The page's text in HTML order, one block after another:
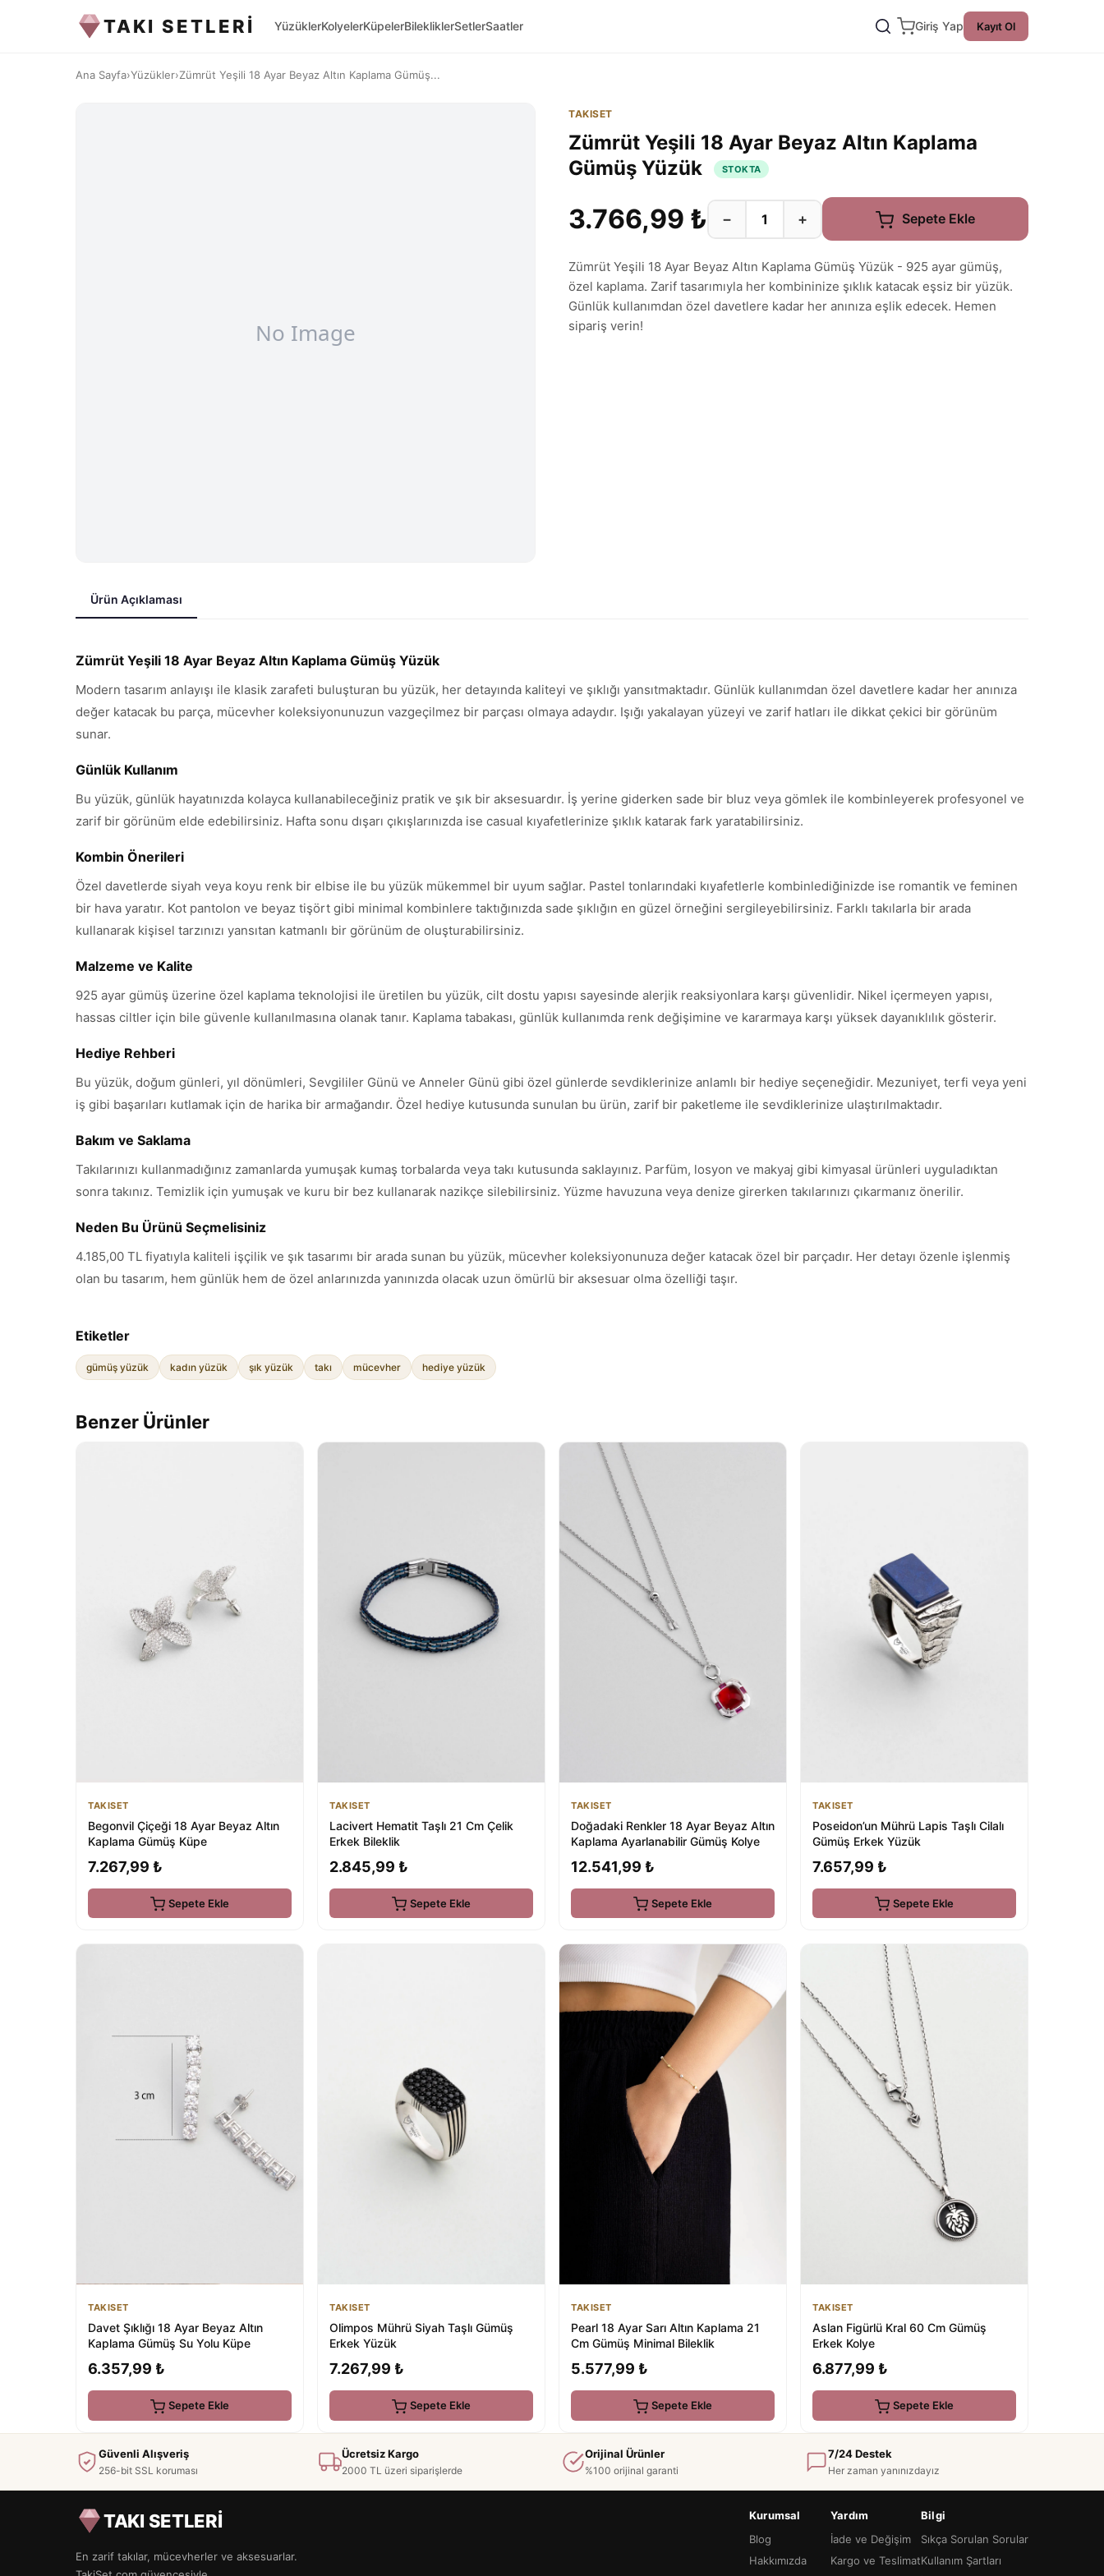
TAKI SETLERİ YüzüklerKolyelerKüpelerBilekliklerSetlerSaatler Giriş Yap Kayıt Ol
Ana Sayfa›Yüzükler›Zümrüt Yeşili 18 Ayar Beyaz Altın Kaplama Gümüş...
TAKISET
Zümrüt Yeşili 18 Ayar Beyaz Altın Kaplama
Gümüş Yüzük
STOKTA
3.766,99 ₺ − + Sepete Ekle
Zümrüt Yeşili 18 Ayar Beyaz Altın Kaplama Gümüş Yüzük - 925 ayar gümüş,
özel kaplama. Zarif tasarımıyla her kombininize şıklık katacak eşsiz bir yüzük.
Günlük kullanımdan özel davetlere kadar her anınıza eşlik edecek. Hemen
sipariş verin!
Ürün Açıklaması
Zümrüt Yeşili 18 Ayar Beyaz Altın Kaplama Gümüş Yüzük
Modern tasarım anlayışı ile klasik zarafeti buluşturan bu yüzük, her detayında kaliteyi ve şıklığı yansıtmaktadır. Günlük kullanımdan özel davetlere kadar her anınıza
değer katacak bu parça, mücevher koleksiyonunuzun vazgeçilmez bir parçası olmaya adaydır. Işığı yakalayan yüzeyi ve zarif hatları ile dikkat çekici bir görünüm
sunar.
Günlük Kullanım
Bu yüzük, günlük hayatınızda kolayca kullanabileceğiniz pratik ve şık bir aksesuardır. İş yerine giderken sade bir bluz veya gömlek ile kombinleyerek profesyonel ve
zarif bir görünüm elde edebilirsiniz. Hafta sonu dışarı çıkışlarınızda ise casual kıyafetlerinize şıklık katarak fark yaratabilirsiniz.
Kombin Önerileri
Özel davetlerde siyah veya koyu renk bir elbise ile bu yüzük mükemmel bir uyum sağlar. Pastel tonlarındaki kıyafetlerle kombinlediğinizde ise romantik ve feminen
bir hava yaratır. Kot pantolon ve beyaz tişört gibi minimal kombinlere taktığınızda sade şıklığın en güzel örneğini sergileyebilirsiniz. Farklı takılarla bir arada
kullanarak kişisel tarzınızı yansıtan katmanlı bir görünüm de oluşturabilirsiniz.
Malzeme ve Kalite
925 ayar gümüş üzerine özel kaplama teknolojisi ile üretilen bu yüzük, cilt dostu yapısı sayesinde alerjik reaksiyonlara karşı güvenlidir. Nikel içermeyen yapısı,
hassas ciltler için bile güvenle kullanılmasına olanak tanır. Kaplama tabakası, günlük kullanımda renk değişimine ve kararmaya karşı yüksek dayanıklılık gösterir.
Hediye Rehberi
Bu yüzük, doğum günleri, yıl dönümleri, Sevgililer Günü ve Anneler Günü gibi özel günlerde sevdiklerinize anlamlı bir hediye seçeneğidir. Mezuniyet, terfi veya yeni
iş gibi başarıları kutlamak için de harika bir armağandır. Özel hediye kutusunda sunulan bu ürün, zarif bir paketleme ile sevdiklerinize ulaştırılmaktadır.
Bakım ve Saklama
Takılarınızı kullanmadığınız zamanlarda yumuşak kumaş torbalarda veya takı kutusunda saklayınız. Parfüm, losyon ve makyaj gibi kimyasal ürünleri uyguladıktan
sonra takınız. Temizlik için yumuşak ve kuru bir bez kullanarak nazikçe silebilirsiniz. Yüzme havuzuna veya denize girerken takılarınızı çıkarmanız önerilir.
Neden Bu Ürünü Seçmelisiniz
4.185,00 TL fiyatıyla kaliteli işçilik ve şık tasarımı bir arada sunan bu yüzük, mücevher koleksiyonunuza değer katacak özel bir parçadır. Her detayı özenle işlenmiş
olan bu tasarım, hem günlük hem de özel anlarınızda yanınızda olacak uzun ömürlü bir aksesuar olma özelliği taşır.
Etiketler
gümüş yüzük kadın yüzük şık yüzük takı mücevher hediye yüzük
Benzer Ürünler
TAKISET
Begonvil Çiçeği 18 Ayar Beyaz Altın
Kaplama Gümüş Küpe
7.267,99 ₺
Sepete Ekle
TAKISET
Lacivert Hematit Taşlı 21 Cm Çelik
Erkek Bileklik
2.845,99 ₺
Sepete Ekle
TAKISET
Doğadaki Renkler 18 Ayar Beyaz Altın
Kaplama Ayarlanabilir Gümüş Kolye
12.541,99 ₺
Sepete Ekle
TAKISET
Poseidon’un Mührü Lapis Taşlı Cilalı
Gümüş Erkek Yüzük
7.657,99 ₺
Sepete Ekle
TAKISET
Davet Şıklığı 18 Ayar Beyaz Altın
Kaplama Gümüş Su Yolu Küpe
6.357,99 ₺
Sepete Ekle
TAKISET
Olimpos Mührü Siyah Taşlı Gümüş
Erkek Yüzük
7.267,99 ₺
Sepete Ekle
TAKISET
Pearl 18 Ayar Sarı Altın Kaplama 21
Cm Gümüş Minimal Bileklik
5.577,99 ₺
Sepete Ekle
TAKISET
Aslan Figürlü Kral 60 Cm Gümüş
Erkek Kolye
6.877,99 ₺
Sepete Ekle
Güvenli Alışveriş
256-bit SSL koruması
Ücretsiz Kargo
2000 TL üzeri siparişlerde
Orijinal Ürünler
%100 orijinal garanti
7/24 Destek
Her zaman yanınızdayız
TAKI SETLERİ
En zarif takılar, mücevherler ve aksesuarlar.
Kurumsal
Blog
Hakkımızda
Yardım
İade ve Değişim
Kargo ve Teslimat
Bilgi
Sıkça Sorulan Sorular
Kullanım Şartları